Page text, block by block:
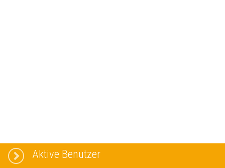
Aktive Benutzer